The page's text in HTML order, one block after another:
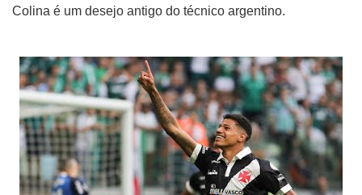
Colina é um desejo antigo do técnico argentino.